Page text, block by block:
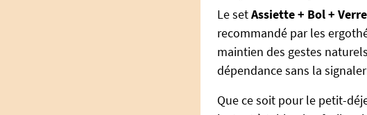
Le setAssiette + Bol +
recommandé par les
maintien des gestes
dépendance sans la
Que ce soit pour le petit-